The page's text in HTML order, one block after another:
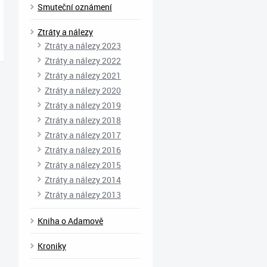
Smuteční oznámení
Ztráty a nálezy
Ztráty a nálezy 2023
Ztráty a nálezy 2022
Ztráty a nálezy 2021
Ztráty a nálezy 2020
Ztráty a nálezy 2019
Ztráty a nálezy 2018
Ztráty a nálezy 2017
Ztráty a nálezy 2016
Ztráty a nálezy 2015
Ztráty a nálezy 2014
Ztráty a nálezy 2013
Kniha o Adamově
Kroniky